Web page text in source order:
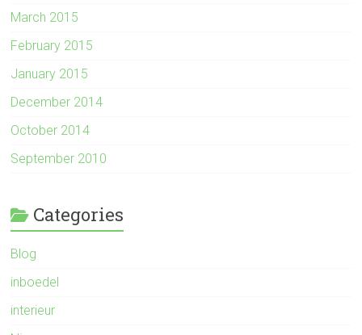
March 2015
February 2015
January 2015
December 2014
October 2014
September 2010
Categories
Blog
inboedel
interieur